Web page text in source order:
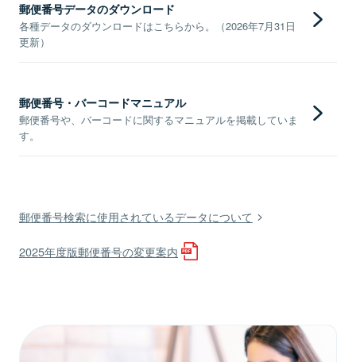
郵便番号データのダウンロード
各種データのダウンロードはこちらから。（2026年7月31日
更新）
郵便番号・バーコードマニュアル
郵便番号や、バーコードに関するマニュアルを掲載していま
す。
郵便番号検索に使用されているデータについて
2025年度版郵便番号の変更案内